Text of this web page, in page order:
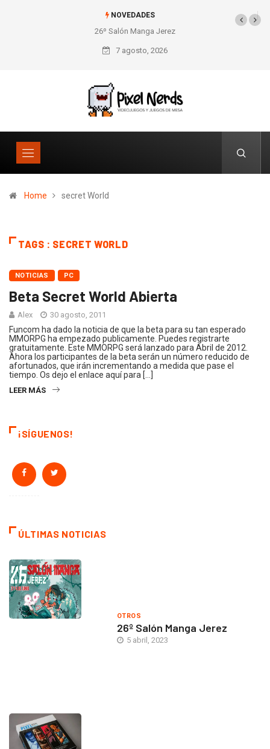
NOVEDADES
26º Salón Manga Jerez
7 agosto, 2026
Home secret World
TAGS : SECRET WORLD
NOTICIAS PC
Beta Secret World Abierta
Alex 30 agosto, 2011
Funcom ha dado la noticia de que la beta para su tan esperado
MMORPG ha empezado publicamente. Puedes registrarte
gratuitamente. Este MMORPG será lanzado para Abril de 2012.
Ahora los participantes de la beta serán un número reducido de
afortunados, que irán incrementando a medida que pase el
tiempo. Os dejo el enlace aquí para […]
LEER MÁS
¡SÍGUENOS!
ÚLTIMAS NOTICIAS
OTROS
26º Salón Manga Jerez
5 abril, 2023